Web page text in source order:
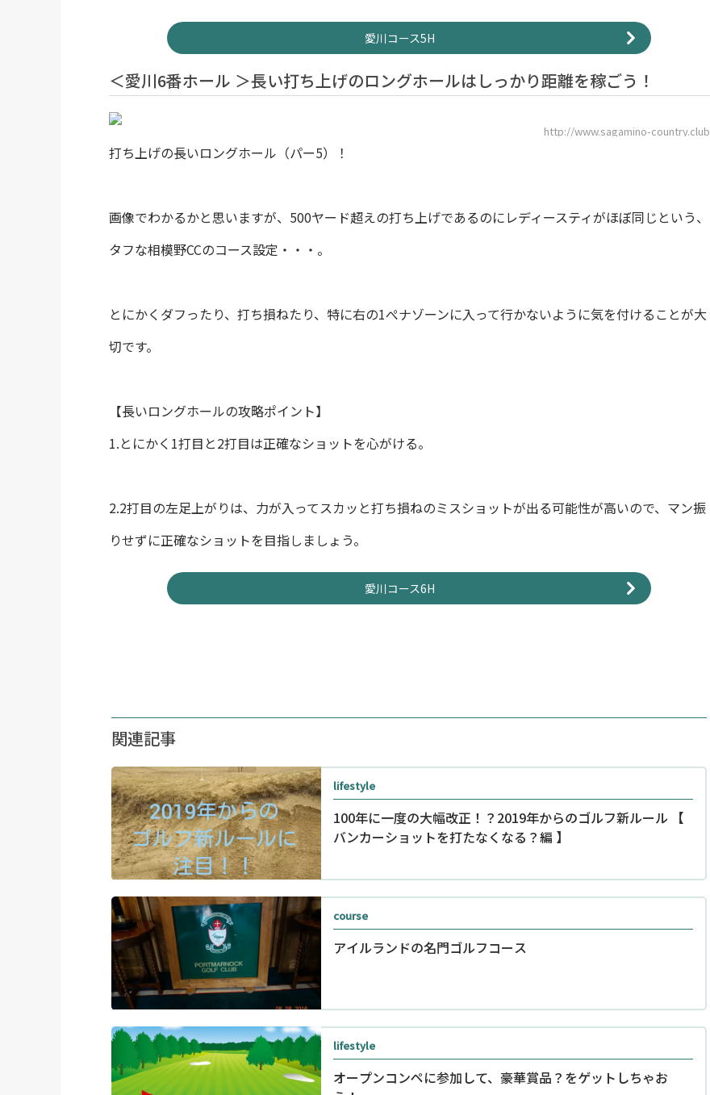
愛川コース5H
＜愛川6番ホール ＞長い打ち上げのロングホールはしっかり距離を稼ごう！
http://www.sagamino-country.club
打ち上げの長いロングホール（パー5）！
画像でわかるかと思いますが、500ヤード超えの打ち上げであるのにレディースティがほぼ同じという、
タフな相模野CCのコース設定・・・。
とにかくダフったり、打ち損ねたり、特に右の1ぺナゾーンに入って行かないように気を付けることが大
切です。
【長いロングホールの攻略ポイント】
1.とにかく1打目と2打目は正確なショットを心がける。
2.2打目の左足上がりは、力が入ってスカッと打ち損ねのミスショットが出る可能性が高いので、マン振
りせずに正確なショットを目指しましょう。
愛川コース6H
関連記事
lifestyle
100年に一度の大幅改正！？2019年からのゴルフ新ルール 【
バンカーショットを打たなくなる？編 】
course
アイルランドの名門ゴルフコース
lifestyle
オープンコンペに参加して、豪華賞品？をゲットしちゃお